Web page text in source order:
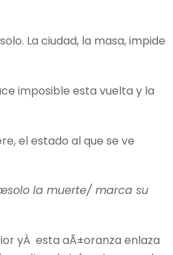
La ciudad, la masa, impide
imposible esta vuelta y la
el estado al que se ve
la muerte/ marca su
yÂ esta aÃ±oranza enlaza